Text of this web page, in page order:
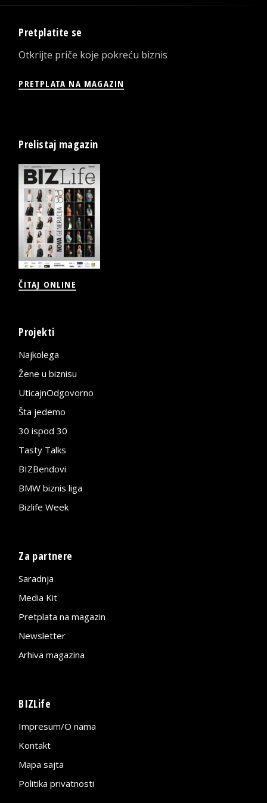
Pretplatite se
Otkrijte priče koje pokreću biznis
PRETPLATA NA MAGAZIN
Prelistaj magazin
ČITAJ ONLINE
Projekti
Najkolega
Žene u biznisu
UticajnOdgovorno
Šta jedemo
30 ispod 30
Tasty Talks
BIZBendovi
BMW biznis liga
Bizlife Week
Za partnere
Saradnja
Media Kit
Pretplata na magazin
Newsletter
Arhiva magazina
BIZLife
Impresum/O nama
Kontakt
Mapa sajta
Politika privatnosti